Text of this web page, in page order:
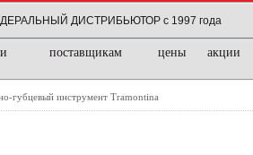
ДИСТРИБЬЮТОР с 1997 года
поставщикам цены акции
губцевый инструмент Tramontina